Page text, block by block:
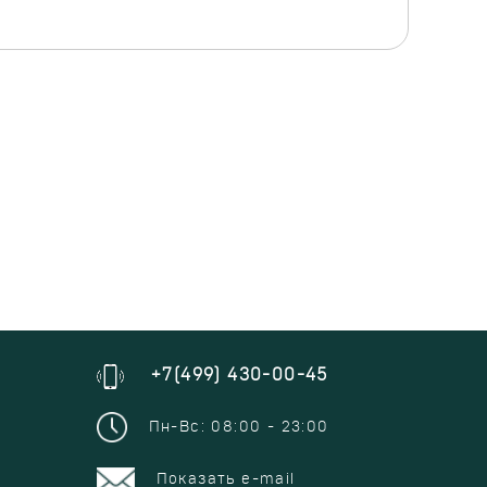
+7(499) 430-00-45
Пн-Вс: 08:00 - 23:00
Показать e-mail